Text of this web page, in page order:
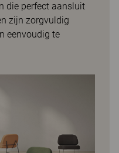
die perfect aansluit
zijn zorgvuldig
eenvoudig te